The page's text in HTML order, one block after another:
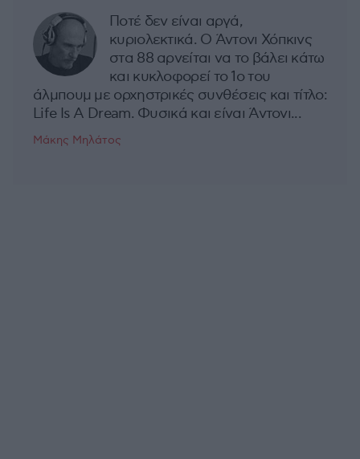
Ποτέ δεν είναι αργά,
κυριολεκτικά. Ο Άντονι Χόπκινς
στα 88 αρνείται να το βάλει κάτω
και κυκλοφορεί το 1ο του
άλμπουμ με ορχηστρικές συνθέσεις και τίτλο:
Life Is A Dream. Φυσικά και είναι Άντονι...
Μάκης Μηλάτος